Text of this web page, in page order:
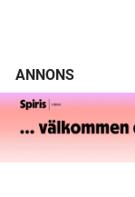
ANNONS